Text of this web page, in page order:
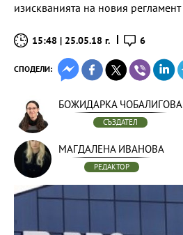
изискванията на новия регламент
15:48 | 25.05.18 г. 6
СПОДЕЛИ:
БОЖИДАРКА ЧОБАЛИГОВА
СЪЗДАТЕЛ
МАГДАЛЕНА ИВАНОВА
РЕДАКТОР